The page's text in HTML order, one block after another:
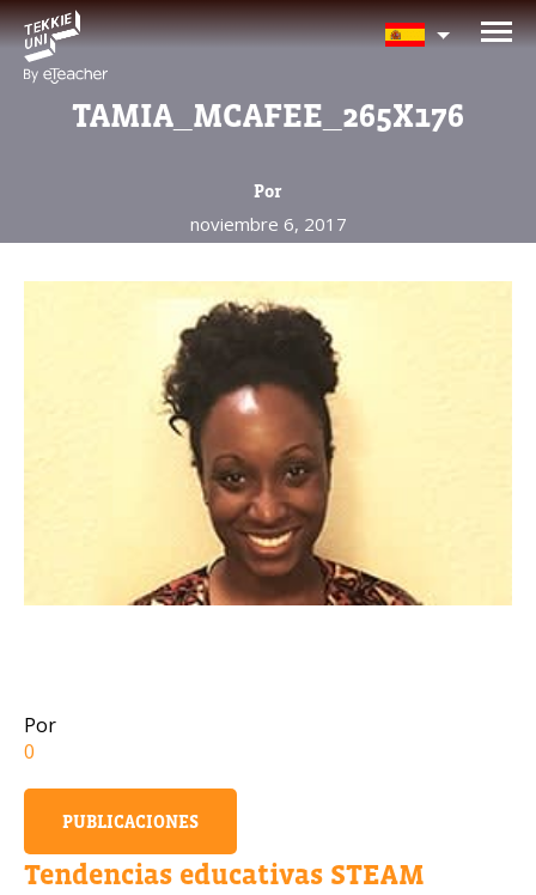
TAMIA_MCAFEE_265X176
Por
noviembre 6, 2017
Por
0
PUBLICACIONES
Tendencias educativas STEAM
¿Te interesan nuestros
programas?
Nombre completo del padre/madre
La edad de su hijo/a
La edad de su hijo/a
Correo electrónico del padre/madre
Número de celular
OBTENER INFORMACIÓN